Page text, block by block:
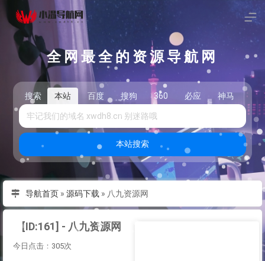
全网最全的资源导航网
搜索 本站 百度 搜狗 360 必应 神马 头
本站搜索
导航首页» 源码下载 » 八九资源网
[ID:161] - 八九资源网
今日点击：305次